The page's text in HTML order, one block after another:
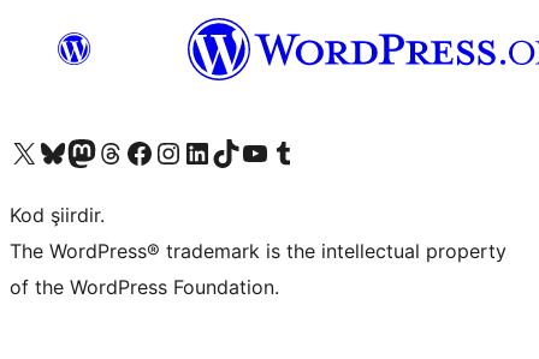
X (eski Twitter) hesabımıza bakın
Bluesky hesabımızı ziyaret edinMastodon hesabımızı ziyaret edinThreads hesabımızı ziyaret edinFacebook sayfamızı ziyaret edinInstagram hesabımızı ziyaret edinLinkedIn hesabımızı ziyaret edinTikTok hesabımızı ziyaret edinYouTube kanalımızı ziyaret edinTumblr hesabımızı ziyaret edin
Kod şiirdir.
The WordPress® trademark is the intellectual property
of the WordPress Foundation.